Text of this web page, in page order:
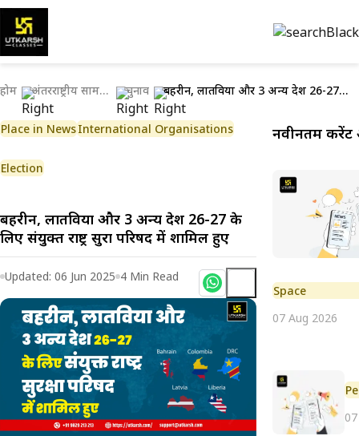
होम अंतरराष्ट्रीय सामयिकी चुनाव बहरीन, लातविया और 3 अन्य देश 26-27 के लिए संयुक्त राष्ट्र सुरक्षा परिषद में शामिल हुए
Place in NewsInternational Organisations
Election
बहरीन, लातविया और 3 अन्य देश 26-27 के
लिए संयुक्त राष्ट्र सुरक्षा परिषद में शामिल हुए
Updated: 06 Jun 2025 4 Min Read
नवीनतम करेंट
Space
07 Aug 2026